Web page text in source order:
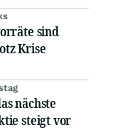
sind
Krise
nächste
steigt vor